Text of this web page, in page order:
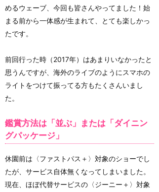
めるウェーブ、今回も皆さんやってました！始
まる前から一体感が生まれて、とても楽しかっ
たです。
前回行った時（2017年）はあまりいなかったと
思うんですが、海外のライブのようにスマホの
ライトをつけて振ってる方もたくさんいまし
た。
鑑賞方法は「並ぶ」または「ダイニン
グパッケージ」
休園前は〈ファストパス＋〉対象のショーでし
たが、サービス自体無くなってしまいました。
現在、ほぼ代替サービスの〈ジーニー＋〉対象